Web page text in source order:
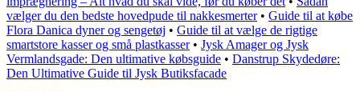
vælger du den bedste hovedpude til nakkesmerter• Guide til at købe
Flora Danica dyner og sengetøj • Guide til at vælge de rigtige
smartstore kasser og små plastkasser• Jysk Amager og Jysk
Vermlandsgade: Den ultimative købsguide • Danstrup Skydedøre:
Den Ultimative Guide til Jysk Butiksfacade